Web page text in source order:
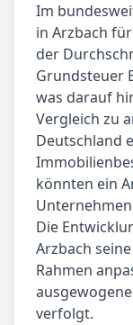
Im
in Arzbach
der
Grundsteuer
was darauf
Vergleich zu
Deutschland
könnten ein
Die
Arzbach
Rahmen
verfolgt.